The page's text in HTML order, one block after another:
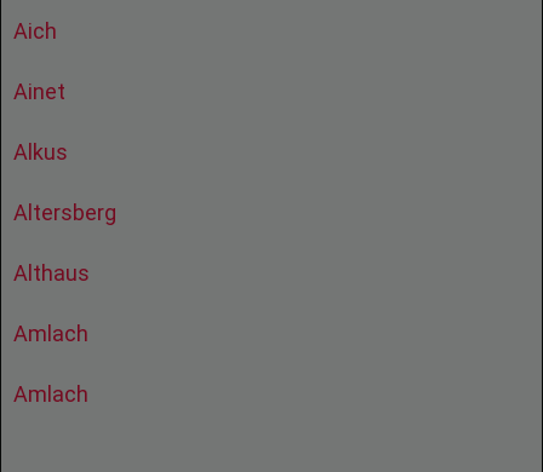
Aich
Ainet
Alkus
Altersberg
Althaus
Amlach
Amlach